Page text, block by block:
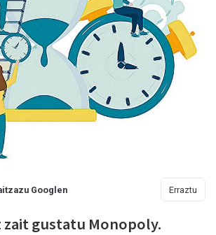
Googlen Erraztu
zait gustatu Monopoly.